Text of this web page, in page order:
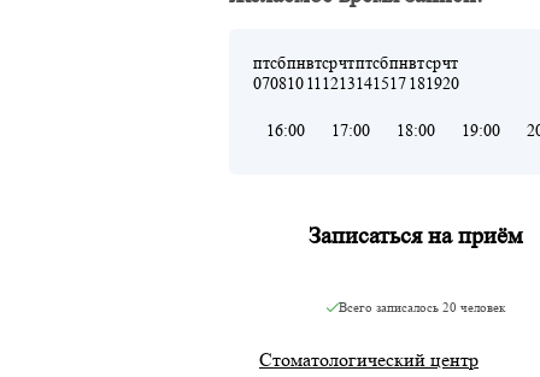
пт
07
сб
08
пн
10
вт
11
ср
12
чт
13
пт
14
сб
15
пн
17
вт
18
ср
19
чт
20
16:00 17:00 18:00 19:00
Записаться на приём
Всего записалось 20 человек
Стоматологический центр